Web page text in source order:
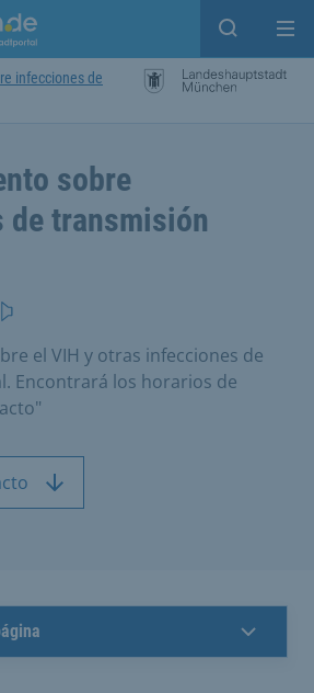
Open
infecciones de
sobre
de transmisión
el VIH y otras infecciones de
Encontrará los horarios de